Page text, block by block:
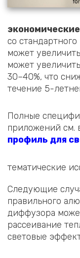
со
может
может
30–40%, что
течение 5-
Полные
приложений см.
профиль для
тематические
Следующие
правильного
диффузора
рассеивание
световые